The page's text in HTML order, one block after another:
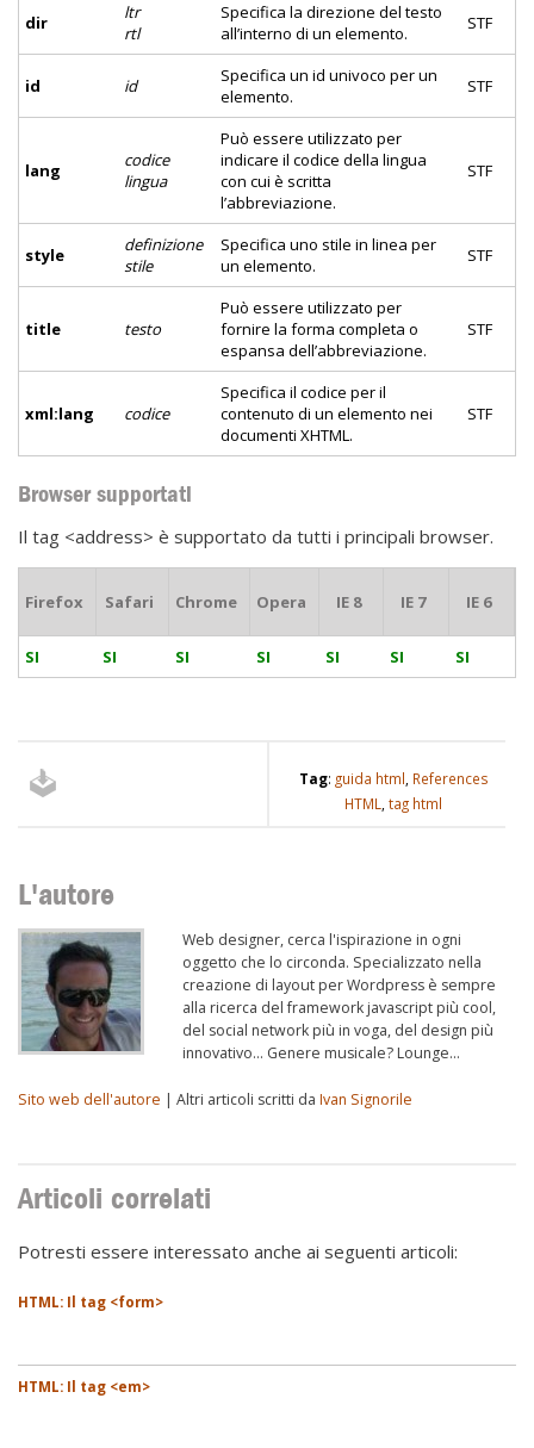
dir
ltr
rtl
Specifica la direzione del testo
all’interno di un elemento.
STF
id id
Specifica un id univoco per un
elemento.
STF
lang
codice
lingua
Può essere utilizzato per
indicare il codice della lingua
con cui è scritta
l’abbreviazione.
STF
style
definizione
stile
Specifica uno stile in linea per
un elemento.
STF
title testo
Può essere utilizzato per
fornire la forma completa o
espansa dell’abbreviazione.
STF
xml:lang codice
Specifica il codice per il
contenuto di un elemento nei
documenti XHTML.
STF
Browser supportati
Il tag <address> è supportato da tutti i principali browser.
Firefox Safari Chrome Opera IE 8 IE 7 IE 6
SI SI SI SI SI SI SI
Tag: guida html, References
HTML,tag html
L'autore
Web designer, cerca l'ispirazione in ogni
oggetto che lo circonda. Specializzato nella
creazione di layout per Wordpress è sempre
alla ricerca del framework javascript più cool,
del social network più in voga, del design più
innovativo... Genere musicale? Lounge...
Sito web dell'autore | Altri articoli scritti da Ivan Signorile
Articoli correlati
Potresti essere interessato anche ai seguenti articoli:
HTML: Il tag <form>
HTML: Il tag <em>